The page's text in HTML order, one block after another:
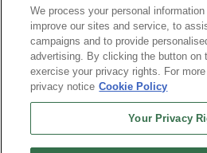
Este sitio está protegido por
privacidady Se aplican las
¡Muchas gracias!Ya estás suscrito a
Recibe gratis todas las
We process your personal
improve our sites and service, to
campaigns and to provide
advertising. By clicking the button on
exercise your privacy rights. For
privacy notice Cookie Policy
Your Privacy